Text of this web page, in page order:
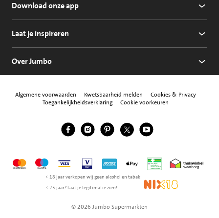
Download onze app
Laat je inspireren
Over Jumbo
Algemene voorwaarden Kwetsbaarheid melden
Cookies & Privacy
Toegankelijkheidsverklaring
Cookie voorkeuren
Volg ons
Jumbo Facebook
Jumbo Instagram
Jumbo Pinterest
Jumbo Twitter
Jumbo YouTube
MastercardMaestroVisa Vpay American Express
Apple Pay Thuiswinkel
< 18 jaar verkopen wij geen alcohol en tabak
< 25 jaar? Laat je legitimatie zien!
NIX18
© 2026 Jumbo Supermarkten